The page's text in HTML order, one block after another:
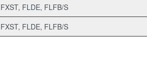
FLDE, FLFB/S
FLDE, FLFB/S